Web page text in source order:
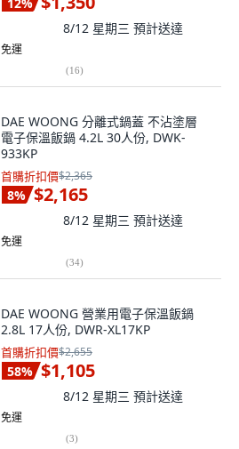
8/12 星期三 預計送達
免運
(16)
DAE WOONG 分離式鍋蓋 不沾塗層
電子保溫飯鍋 4.2L 30人份, DWK-
933KP
首購折扣價$2,365
8% $2,165
8/12 星期三 預計送達
免運
(34)
DAE WOONG 營業用電子保溫飯鍋
2.8L 17人份, DWR-XL17KP
首購折扣價$2,655
58% $1,105
8/12 星期三 預計送達
免運
(3)